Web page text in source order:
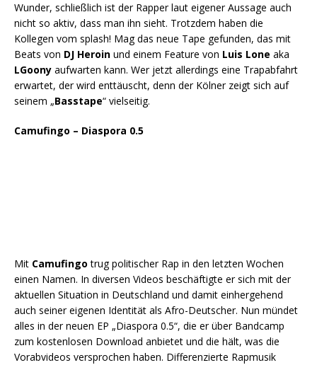
Wunder, schließlich ist der Rapper laut eigener Aussage auch
nicht so aktiv, dass man ihn sieht. Trotzdem haben die
Kollegen vom splash! Mag das neue Tape gefunden, das mit
Beats von DJ Heroin und einem Feature von Luis Lone aka
LGoony aufwarten kann. Wer jetzt allerdings eine Trapabfahrt
erwartet, der wird enttäuscht, denn der Kölner zeigt sich auf
seinem „Basstape“ vielseitig.
Camufingo – Diaspora 0.5
Mit Camufingo trug politischer Rap in den letzten Wochen
einen Namen. In diversen Videos beschäftigte er sich mit der
aktuellen Situation in Deutschland und damit einhergehend
auch seiner eigenen Identität als Afro-Deutscher. Nun mündet
alles in der neuen EP „Diaspora 0.5“, die er über Bandcamp
zum kostenlosen Download anbietet und die hält, was die
Vorabvideos versprochen haben. Differenzierte Rapmusik